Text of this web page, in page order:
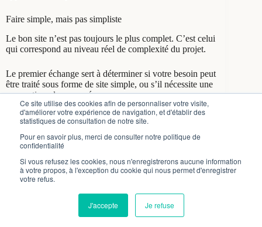
Ce site utilise des cookies afin de personnaliser votre visite,
d'améliorer votre expérience de navigation, et d'établir des
statistiques de consultation de notre site.
Pour en savoir plus, merci de consulter notre politique de
confidentialité
Si vous refusez les cookies, nous n'enregistrerons aucune information
à votre propos, à l'exception du cookie qui nous permet d'enregistrer
votre refus.
J'accepte Je refuse
Nous utilisons des cookies pour nous assurer que nous vous offrons la
Accepter Refuser
Faire simple, mais pas simpliste
Le bon site n’est pas toujours le plus complet. C’est celui
qui correspond au niveau réel de complexité du projet.
Le premier échange sert à déterminer si votre besoin peut
être traité sous forme de site simple, ou s’il nécessite une
conception plus avancée.
Vérifier le bon format de site
Copyright © 2026 - Lesmotspourleweb.